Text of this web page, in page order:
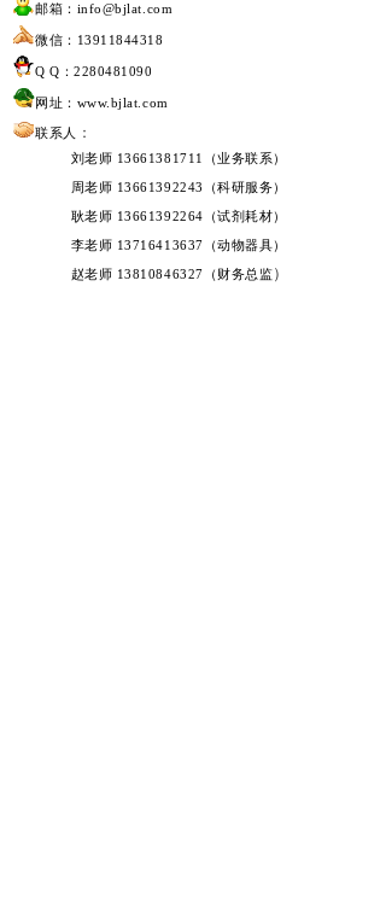
邮箱：info@bjlat.com
微信：13911844318
Q Q：2280481090
网址：www.bjlat.com
联系人 ：
刘老师 13661381711（业务联系）
周老师 13661392243（科研服务）
耿老师 13661392264（试剂耗材）
李老师 13716413637（动物器具）
赵老师 13810846327（财务总监）